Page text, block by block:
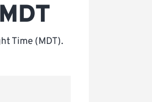
Time (MDT).